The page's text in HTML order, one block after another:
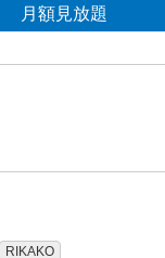
月額見放題
RIKAKO